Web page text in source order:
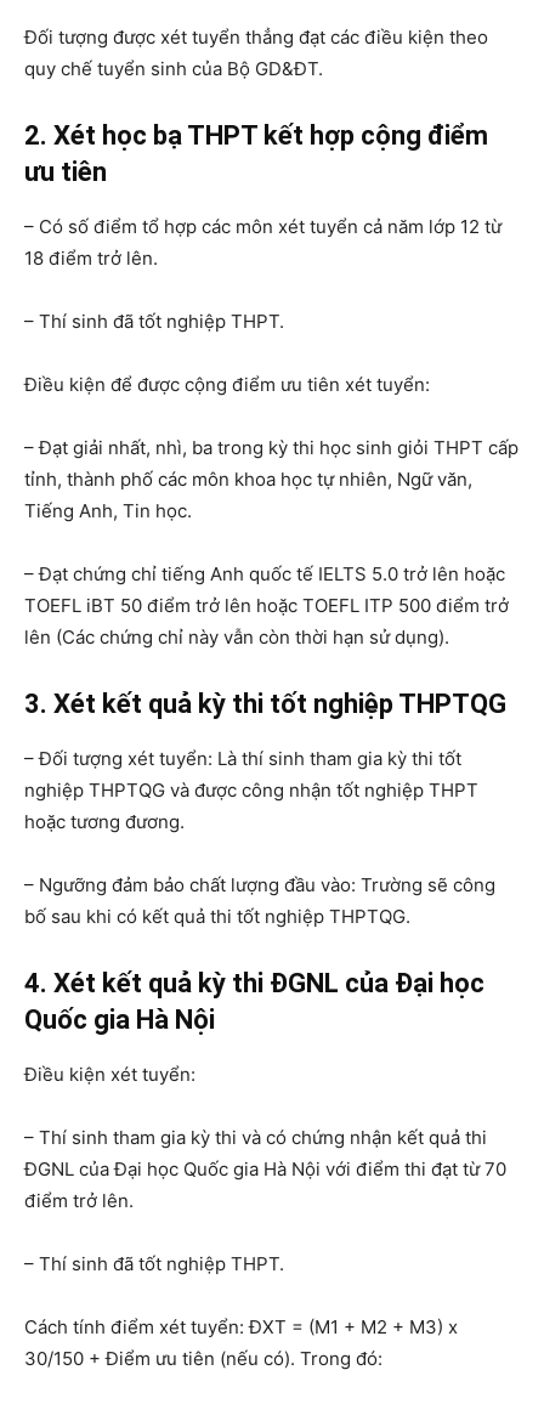
Đối tượng được xét tuyển thẳng đạt các điều kiện theo
quy chế tuyển sinh của Bộ GD&ĐT.
2. Xét học bạ THPT kết hợp cộng điểm
ưu tiên
– Có số điểm tổ hợp các môn xét tuyển cả năm lớp 12 từ
18 điểm trở lên.
– Thí sinh đã tốt nghiệp THPT.
Điều kiện để được cộng điểm ưu tiên xét tuyển:
– Đạt giải nhất, nhì, ba trong kỳ thi học sinh giỏi THPT cấp
tỉnh, thành phố các môn khoa học tự nhiên, Ngữ văn,
Tiếng Anh, Tin học.
– Đạt chứng chỉ tiếng Anh quốc tế IELTS 5.0 trở lên hoặc
TOEFL iBT 50 điểm trở lên hoặc TOEFL ITP 500 điểm trở
lên (Các chứng chỉ này vẫn còn thời hạn sử dụng).
3. Xét kết quả kỳ thi tốt nghiệp THPTQG
– Đối tượng xét tuyển: Là thí sinh tham gia kỳ thi tốt
nghiệp THPTQG và được công nhận tốt nghiệp THPT
hoặc tương đương.
– Ngưỡng đảm bảo chất lượng đầu vào: Trường sẽ công
bố sau khi có kết quả thi tốt nghiệp THPTQG.
4. Xét kết quả kỳ thi ĐGNL của Đại học
Quốc gia Hà Nội
Điều kiện xét tuyển:
– Thí sinh tham gia kỳ thi và có chứng nhận kết quả thi
ĐGNL của Đại học Quốc gia Hà Nội với điểm thi đạt từ 70
điểm trở lên.
– Thí sinh đã tốt nghiệp THPT.
Cách tính điểm xét tuyển: ĐXT = (M1 + M2 + M3) x
30/150 + Điểm ưu tiên (nếu có). Trong đó: